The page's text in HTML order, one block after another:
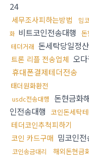
24
세무조사피하는방법 밈
화 비트코인전송대행
테더거래 돈세탁당일정산
트론 리플 전송업체 오
휴대폰결제테더전송
태더원화환전
usdc전송대행 돈현금화
인전송대행 코인돈세탁
테더코인추척피하기
코인 카드구매 밈코인전
코인송금대리 해외돈현금